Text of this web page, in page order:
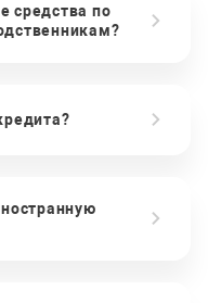
средства по